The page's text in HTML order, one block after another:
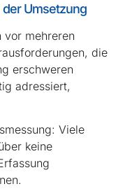
Umsetzung
vor mehreren
die
erschweren
adressiert,
Viele
keine